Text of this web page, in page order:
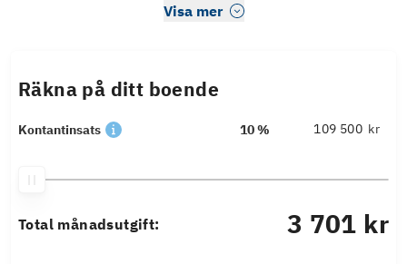
Visa mer
Räkna på ditt boende
Kontantinsats 10 % kr
Total månadsutgift: 3 701 kr